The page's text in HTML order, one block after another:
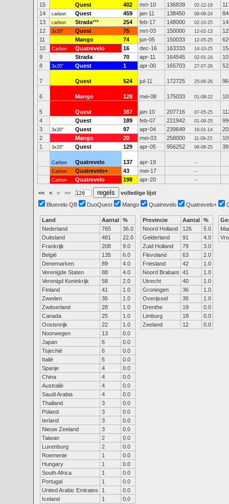
15 Quest 402 mrt-10 136839 02-12-19
14
carbon Quest 459 jan-11 138450 06-09-24
13
carbon Strada*** 254 feb-17 148000 02-10-25
12
3x20" Quest 75 mrt-03 150000 12-02-13
11
Mango 74 jun-05 150033 12-05-25
10
Carbon Quatrevelo 16 dec-16 163333 14-10-25
9
Strada 70 apr-11 164545 02-01-24
8
3x20" Quest 1 apr-00 165703 27-07-26
7 Quest 524 jul-11 172725 25-06-26
6 Mango 128 mei-08 175033 01-08-22
5 Quest 387 jan-10 207716 07-05-25
4
Quest 189 feb-07 221942 01-09-25
3
3x20" Quest 97 apr-04 239649 16-01-14
2
Mango 20 mei-03 258000 11-09-23
1
3x20" Quest 129 apr-05 956252 06-08-25
Carbon Quatrevelo 137 apr-19
--
Carbon
Quatrevelo+ 43 mei-17
--
Carbon
Quatrevelo 198 apr-20 --
<< < > >>
volledige lijst
Bluevelo QB
DuoQuest Mango Quatrevelo Quatrevelo+
Land Aantal %
Nederland
765
36.0
Duitsland
481
22.0
Frankrijk
208
9.0
België
135
6.0
Denemarken
89
4.0
Verenigde Staten
88
4.0
Verenigd Koninkrijk
58
2.0
Finland
41
1.0
Zweden
35
1.0
Zwitserland
28
1.0
Canada
25
1.0
Oostenrijk
22
1.0
Noorwegen
13
0.0
Japan
6
0.0
Tsjechië
6
0.0
Italië
5
0.0
Spanje
4
0.0
China
4
0.0
Australië
4
0.0
Saudi Arabia
4
0.0
Thailand
3
0.0
Poland
3
0.0
Ierland
3
0.0
Nieuw Zeeland
3
0.0
Taiwan
2
0.0
Luxenburg
2
0.0
Roemenie
1
0.0
Hungary
1
0.0
South Africa
1
0.0
Portugal
1
0.0
United Arabic Emirates
1
0.0
Iceland
1 0.0
Provincie Aantal %
Noord Holland
126
5.0
Gelderland
91
4.0
Zuid Holland
79
3.0
Flevoland
63
2.0
Friesland
42
1.0
Noord Brabant 41
1.0
Utrecht
40
1.0
Groningen
36
1.0
Overijssel
35
1.0
Drenthe
19
0.0
Limburg
18
0.0
Zeeland
12 0.0